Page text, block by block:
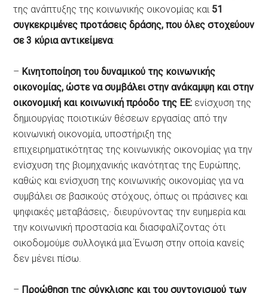
της ανάπτυξης της κοινωνικής οικονομίας και 51
συγκεκριμένες προτάσεις δράσης, που όλες στοχεύουν
σε 3 κύρια αντικείμενα:
– Κινητοποίηση του δυναμικού της κοινωνικής
οικονομίας, ώστε να συμβάλει στην ανάκαμψη και στην
οικονομική και κοινωνική πρόοδο της ΕΕ: ​​ενίσχυση της
δημιουργίας ποιοτικών θέσεων εργασίας από την
κοινωνική οικονομία, υποστήριξη της
επιχειρηματικότητας της κοινωνικής οικονομίας για την
ενίσχυση της βιομηχανικής ικανότητας της Ευρώπης,
καθώς και ενίσχυση της κοινωνικής οικονομίας για να
συμβάλει σε βασικούς στόχους, όπως οι πράσινες και
ψηφιακές μεταβάσεις,· διευρύνοντας την ευημερία και
την κοινωνική προστασία και διασφαλίζοντας ότι
οικοδομούμε συλλογικά μια Ένωση στην οποία κανείς
δεν μένει πίσω.
– Προώθηση της σύγκλισης και του συντονισμού των